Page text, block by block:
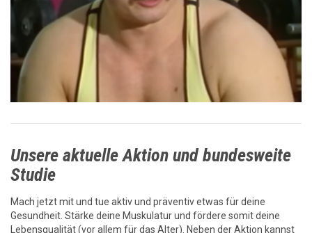
Unsere aktuelle Aktion und bundesweite
Studie
Mach jetzt mit und tue aktiv und präventiv etwas für deine
Gesundheit. Stärke deine Muskulatur und fördere somit deine
Lebensqualität (vor allem für das Alter). Neben der Aktion kannst